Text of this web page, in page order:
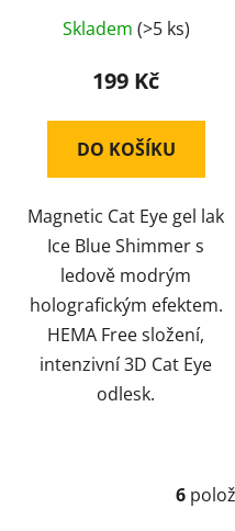
Skladem (>5 ks)
199 Kč
DO KOŠÍKU
Magnetic Cat Eye gel lak
Ice Blue Shimmer s
ledově modrým
holografickým efektem.
HEMA Free složení,
intenzivní 3D Cat Eye
odlesk.
6